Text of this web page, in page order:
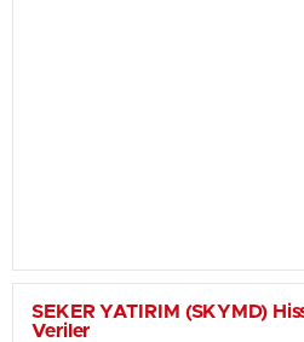
SEKER YATIRIM (SKYMD)
Veriler